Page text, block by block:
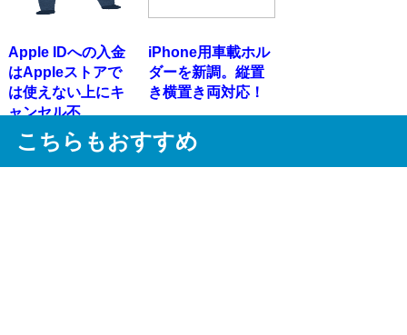
Apple IDへの入金
はAppleストアで
は使えない上にキ
ャンセル不...
iPhone用車載ホル
ダーを新調。縦置
き横置き両対応！
こちらもおすすめ